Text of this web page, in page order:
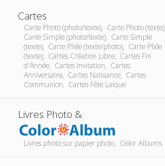
Cartes
Carte Photo (photo/texte), Carte Photo (texte),
Carte Simple (photo/texte), Carte Simple
(texte), Carte Pliée (texte/photo), Carte Pliée
(texte), Cartes Création Libre, Cartes Fin
d'Année, Cartes Invitation, Cartes
Anniversaire, Cartes Naissance, Cartes
Communion, Cartes Fête Laïque
Livres Photo &
Livres photo sur papier photo, Color Albums